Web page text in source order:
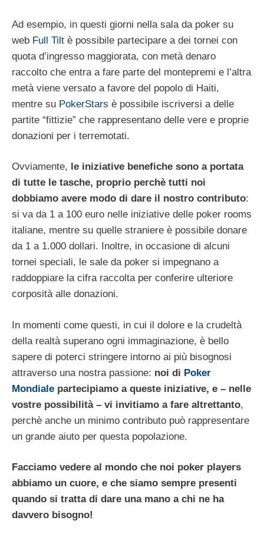
Ad esempio, in questi giorni nella sala da poker su
web Full Tilt è possibile partecipare a dei tornei con
quota d’ingresso maggiorata, con metà denaro
raccolto che entra a fare parte del montepremi e l’altra
metà viene versato a favore del popolo di Haiti,
mentre su PokerStars è possibile iscriversi a delle
partite “fittizie” che rappresentano delle vere e proprie
donazioni per i terremotati.
Ovviamente, le iniziative benefiche sono a portata
di tutte le tasche, proprio perchè tutti noi
dobbiamo avere modo di dare il nostro contributo:
si va da 1 a 100 euro nelle iniziative delle poker rooms
italiane, mentre su quelle straniere è possibile donare
da 1 a 1.000 dollari. Inoltre, in occasione di alcuni
tornei speciali, le sale da poker si impegnano a
raddoppiare la cifra raccolta per conferire ulteriore
corposità alle donazioni.
In momenti come questi, in cui il dolore e la crudeltà
della realtà superano ogni immaginazione, è bello
sapere di poterci stringere intorno ai più bisognosi
attraverso una nostra passione: noi di Poker
Mondiale partecipiamo a queste iniziative, e – nelle
vostre possibilità – vi invitiamo a fare altrettanto,
perchè anche un minimo contributo può rappresentare
un grande aiuto per questa popolazione.
Facciamo vedere al mondo che noi poker players
abbiamo un cuore, e che siamo sempre presenti
quando si tratta di dare una mano a chi ne ha
davvero bisogno!